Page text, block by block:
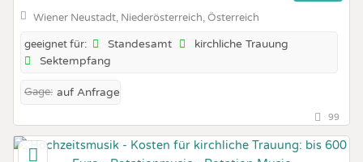
Wiener Neustadt, Niederösterreich, Österreich
geeignet für: Standesamt
kirchliche Trauung
Sektempfang
Gage: auf Anfrage
99